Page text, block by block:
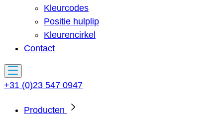
Kleurcodes
Positie hulplip
Kleurencirkel
Contact
+31 (0)23 547 0947
Producten